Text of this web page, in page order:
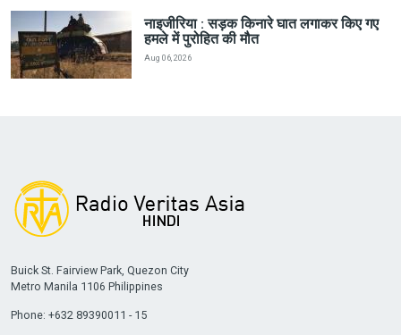
नाइजीरिया : सड़क किनारे घात लगाकर किए गए
हमले में पुरोहित की मौत
Aug 06, 2026
Buick St. Fairview Park, Quezon City
Metro Manila 1106 Philippines
Phone: +632 89390011 - 15